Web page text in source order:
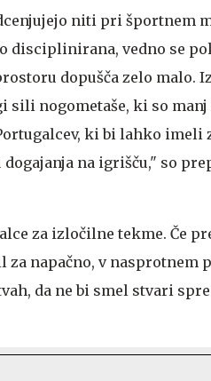
niti pri športnem
disciplinirana, vedno se
dopušča zelo malo.
sili nogometaše, ki so
ki bi lahko imeli
na igrišču," so
za izločilne tekme. Če
za napačno, v nasprotnem
da ne bi smel stvari